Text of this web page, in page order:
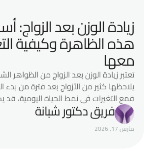
زيادة الوزن بعد الزواج:
هذه الظاهرة وكيفية
معها
تعتبر زيادة الوزن بعد الزواج من الظواهر
يلاحظها كثير من الأزواج بعد فترة من بدء
فمع التغيرات في نمط الحياة اليومية، قد
بعض الكيلوجرامات الإضافية تدريجيًا دون
وقد تتحول هذه الزيادة البسيطة مع
صحية إذا لم يتم التعامل معها بشكل
فريق دكتور شبانة
مارس 17, 2026